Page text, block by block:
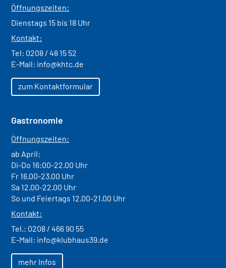
Öffnungszeiten:
Dienstags 15 bis 18 Uhr
Kontakt:
Tel: 0208 / 48 15 52
E-Mail: info@khtc.de
zum Kontaktformular
Gastronomie
Öffnungszeiten:
ab April:
Di-Do 16:00-22.00 Uhr
Fr 16.00-23.00 Uhr
Sa 12.00-22.00 Uhr
So und Feiertags 12.00-21.00 Uhr
Kontakt:
Tel.: 0208 / 466 90 55
E-Mail: info@klubhaus39.de
mehr Infos